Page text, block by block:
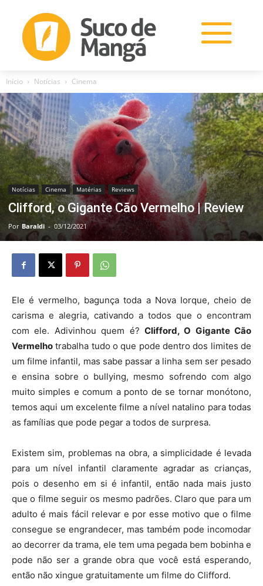
Início Notícias Cinema
Notícias Cinema Matérias Reviews
Clifford, o Gigante Cão Vermelho | Review
Por Baraldi - 03/12/2021
Ele é vermelho, bagunça toda a Nova Iorque, cheio de
carisma e alegria, cativando a todos que o encontram
com ele. Adivinhou quem é? Clifford, O Gigante Cão
Vermelho trabalha tudo o que pode dentro dos limites de
um filme infantil, mas sabe passar a linha sem ser pesado
e ensina sobre o bullying, mesmo sofrendo com algo
muito simples e comum a ponto de se tornar monótono,
temos aqui um excelente filme a nível natalino para todas
as famílias que pode pegar a todos de surpresa.
Existem sim, problemas na obra, a simplicidade é levada
para um nível infantil claramente agradar as crianças,
pois o desenho em si é infantil, então nada mais justo
que o filme seguir os mesmo padrões. Claro que para um
adulto é mais fácil relevar e por esse motivo que o filme
consegue se engrandecer, mas também pode incomodar
ao decorrer da trama, ele tem uma pegada bem bobinha e
pode não ser a grande obra que você está esperando,
então não xingue gratuitamente um filme do Clifford.